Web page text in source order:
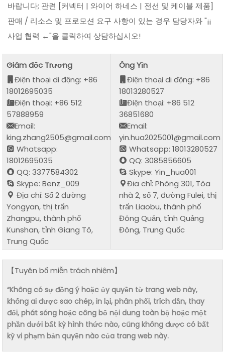
바랍니다; 관련 [커넥터 | 와이어 하네스 | 전선 및 케이블 제품]
판매 / 리소스 및 프로모션 요구 사항이 있는 경우 담당자와 "¡¡
사업 협력 ←"을 클릭하여 상담하십시오!
Giám đốc Trương
Điện thoại di động: +86
18012695035
Điện thoại: +86 512
57888959
Email:
king.zhang2505@gmail.com
Whatsapp:
18012695035
QQ: 3377584302
Skype: Benz_009
Địa chỉ: Số 2 đường
Yongyan, thị trấn
Zhangpu, thành phố
Kunshan, tỉnh Giang Tô,
Trung Quốc
Ông Yǐn
Điện thoại di động: +86
18013280527
Điện thoại: +86 512
36851680
Email:
yin.hua2025001@gmail.com
Whatsapp: 18013280527
QQ: 3085856605
Skype: Yin_hua001
Địa chỉ: Phòng 301, Tòa
nhà 2, số 7, đường Fulei, thị
trấn Liaobu, thành phố
Đông Quản, tỉnh Quảng
Đông, Trung Quốc
【Tuyên bố miễn trách nhiệm】
“Không có sự đồng ý hoặc ủy quyền từ trang web này,
không ai được sao chép, in lại, phân phối, trích dẫn, thay
đổi, phát sóng hoặc công bố nội dung toàn bộ hoặc một
phần dưới bất kỳ hình thức nào, cũng không được có bất
kỳ vi phạm bản quyền nào của trang web này.